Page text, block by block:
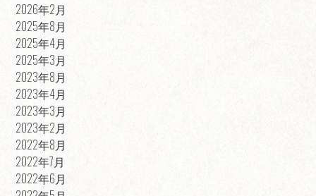
2026年2月
2025年8月
2025年4月
2025年3月
2023年8月
2023年4月
2023年3月
2023年2月
2022年8月
2022年7月
2022年6月